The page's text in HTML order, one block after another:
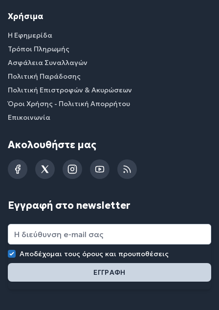
Χρήσιμα
Η Εφημερίδα
Τρόποι Πληρωμής
Ασφάλεια Συναλλαγών
Πολιτική Παράδοσης
Πολιτική Επιστροφών & Ακυρώσεων
Όροι Χρήσης - Πολιτική Απορρήτου
Επικοινωνία
Ακολουθήστε μας
FacebookTwitterInstagramYouTubeRSS
Εγγραφή στο newsletter
Αποδέχομαι τους όρους και προυποθέσεις